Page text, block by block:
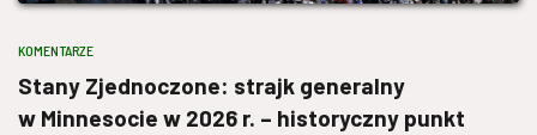
KOMENTARZE
Stany Zjednoczone: strajk generalny
w Minnesocie w 2026 r. – historyczny punkt